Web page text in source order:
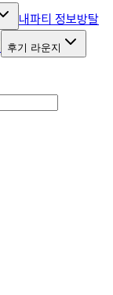
내파티 정보방탈
후기 라운지